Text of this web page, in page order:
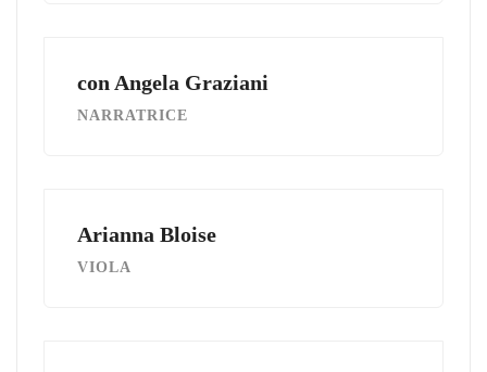
con Angela Graziani
NARRATRICE
Arianna Bloise
VIOLA